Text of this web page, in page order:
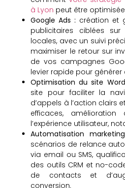
à Lyon peut être
Google Ads : création et
publicitaires ciblées
locales, avec un suivi
maximiser le retour sur
de vos campagnes
levier rapide pour générer
Optimisation du site
site pour faciliter la
d’appels à l’action clairs
efficaces,
l’expérience utilisateur,
Automatisation
scénarios de relance
via email ou SMS,
des outils CRM et no-
de contacts et
conversion.